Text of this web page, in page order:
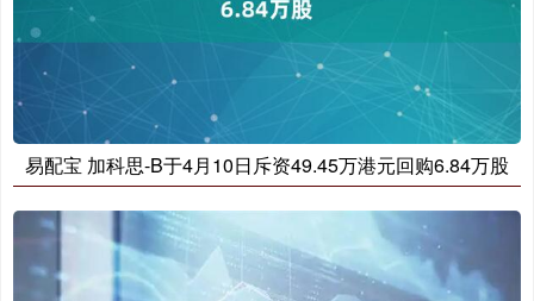
易配宝 加科思-B于4月10日斥资49.45万港元回购6.84万股